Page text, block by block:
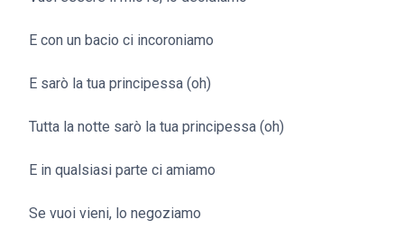
E con un bacio ci incoroniamo
E sarò la tua principessa (oh)
Tutta la notte sarò la tua principessa (oh)
E in qualsiasi parte ci amiamo
Se vuoi vieni, lo negoziamo